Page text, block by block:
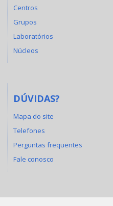
Centros
Grupos
Laboratórios
Núcleos
DÚVIDAS?
Mapa do site
Telefones
Perguntas frequentes
Fale conosco